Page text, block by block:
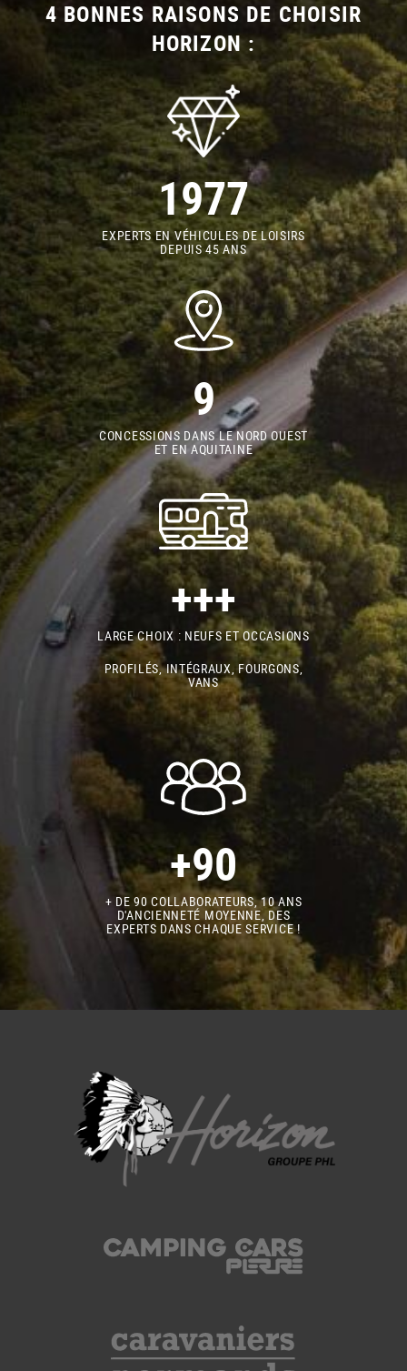
4 BONNES RAISONS DE CHOISIR
HORIZON :
1977
EXPERTS EN VÉHICULES DE LOISIRS
DEPUIS 45 ANS
9
CONCESSIONS DANS LE NORD OUEST
ET EN AQUITAINE
+++
LARGE CHOIX : NEUFS ET OCCASIONS
PROFILÉS, INTÉGRAUX, FOURGONS,
VANS
+90
+ DE 90 COLLABORATEURS, 10 ANS
D'ANCIENNETÉ MOYENNE, DES
EXPERTS DANS CHAQUE SERVICE !